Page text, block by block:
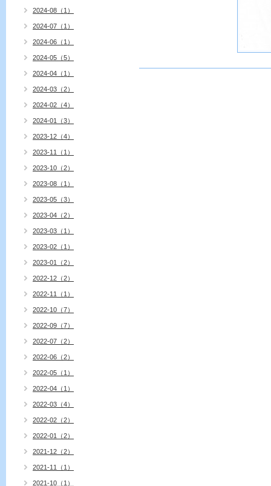
2024-08（1）
2024-07（1）
2024-06（1）
2024-05（5）
2024-04（1）
2024-03（2）
2024-02（4）
2024-01（3）
2023-12（4）
2023-11（1）
2023-10（2）
2023-08（1）
2023-05（3）
2023-04（2）
2023-03（1）
2023-02（1）
2023-01（2）
2022-12（2）
2022-11（1）
2022-10（7）
2022-09（7）
2022-07（2）
2022-06（2）
2022-05（1）
2022-04（1）
2022-03（4）
2022-02（2）
2022-01（2）
2021-12（2）
2021-11（1）
2021-10（1）